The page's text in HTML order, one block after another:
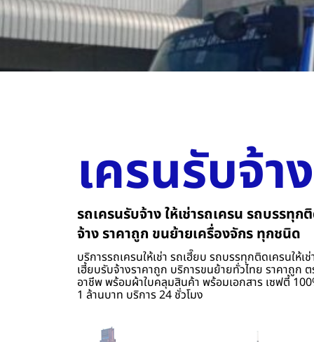
เครนรับจ้าง
รถเครนรับจ้าง ให้เช่ารถเครน รถบรรทุก
จ้าง ราคาถูก ขนย้ายเครื่องจักร ทุกชนิด
บริการรถเครนให้เช่า รถเฮี๊ยบ รถบรรทุกติดเครนให้เ
เฮี้ยบรับจ้างราคาถูก บริการขนย้ายทั่วไทย ราคาถูก
อาชีพ พร้อมผ้าใบคลุมสินค้า พร้อมเอกสาร เซฟตี้
1 ล้านบาท บริการ 24 ชั่วโมง